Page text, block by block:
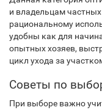
и владельцам
рациональному
удобны как для
опытных хозяев,
цикл ухода за
Советы по
При выборе важно